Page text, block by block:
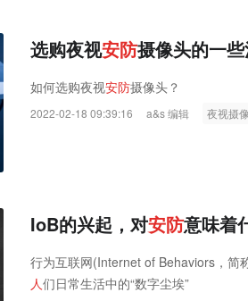
选购夜视安防摄像头的一
如何选购夜视安防摄像头？
2022-02-18 09:39:16 a&s 编辑 夜视摄
IoB的兴起，对安防意味着
行为互联网(Internet of Behaviors，简
人们日常生活中的“数字尘埃”